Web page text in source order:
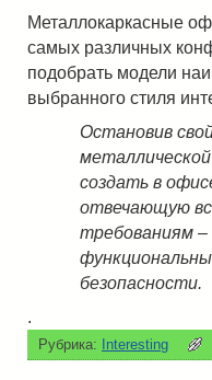
Металлокаркасные
самых различных
подобрать модели
выбранного стиля
Остановив
создать в
отвечающую
требованиям
безопасности.
.
Рубрика: Interesting